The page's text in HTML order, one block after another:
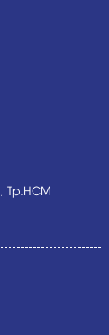
Tp.HCM